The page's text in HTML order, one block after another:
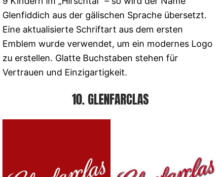
Glenfiddich aus der gälischen Sprache übersetzt.
Eine aktualisierte Schriftart aus dem ersten
Emblem wurde verwendet, um ein modernes Logo
zu erstellen. Glatte Buchstaben stehen für
Vertrauen und Einzigartigkeit.
10. GLENFARCLAS